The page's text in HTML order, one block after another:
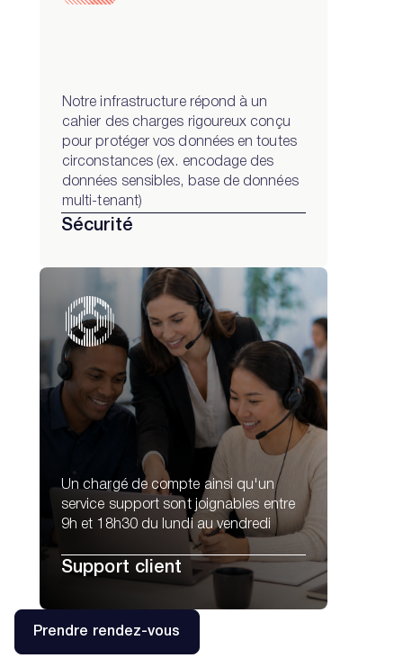
Notre infrastructure répond à un
cahier des charges rigoureux conçu
pour protéger vos données en toutes
circonstances (ex. encodage des
données sensibles, base de données
multi-tenant)
Sécurité
Un chargé de compte ainsi qu'un
service support sont joignables entre
9h et 18h30 du lundi au vendredi
Support client
Prendre rendez-vous